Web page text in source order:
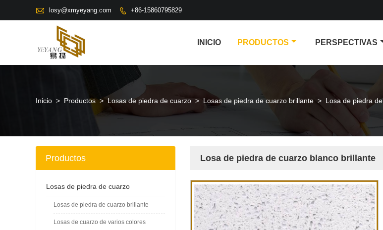
 losy@xmyeyang.com  +86-15860795829
INICIO PRODUCTOS PERSPECTIVAS
Inicio > Productos > Losas de piedra de cuarzo > Losas de piedra de cuarzo brillante > Losa de piedra
Losa de piedra de cuarzo blanco brillante
Productos
Losas de piedra de cuarzo
Losas de piedra de cuarzo brillante
Losas de cuarzo de varios colores